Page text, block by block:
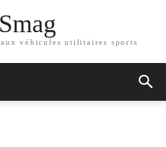
véhicules utilitaires sports